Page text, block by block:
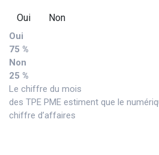
Oui Non
Oui
75 %
Non
25 %
Le chiffre du mois
des TPE PME estiment que le
chiffre d’affaires